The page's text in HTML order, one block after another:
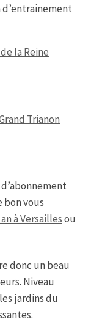
vous
à Versaillesou
donc un beau
Niveau
jardins du